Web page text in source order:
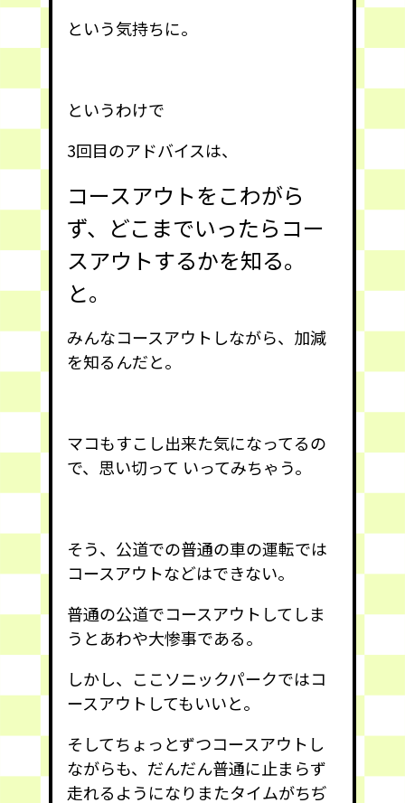
という気持ちに。
というわけで
3回目のアドバイスは、
コースアウトをこわがら
ず、どこまでいったらコー
スアウトするかを知る。
と。
みんなコースアウトしながら、加減
を知るんだと。
マコもすこし出来た気になってるの
で、思い切って いってみちゃう。
そう、公道での普通の車の運転では
コースアウトなどはできない。
普通の公道でコースアウトしてしま
うとあわや大惨事である。
しかし、ここソニックパークではコ
ースアウトしてもいいと。
そしてちょっとずつコースアウトし
ながらも、だんだん普通に止まらず
走れるようになりまたタイムがちぢ